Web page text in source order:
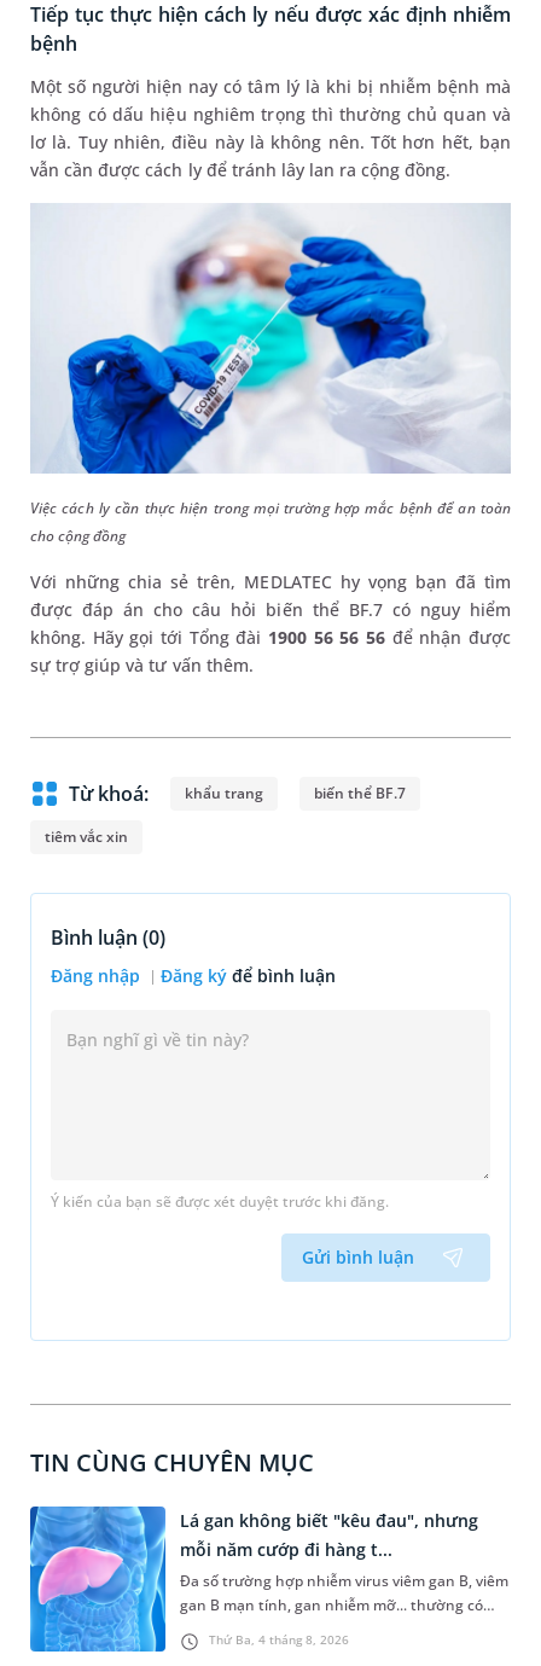
Tiếp tục thực hiện cách ly nếu được xác định nhiễm
bệnh
Một số người hiện nay có tâm lý là khi bị nhiễm bệnh mà
không có dấu hiệu nghiêm trọng thì thường chủ quan và
lơ là. Tuy nhiên, điều này là không nên. Tốt hơn hết, bạn
vẫn cần được cách ly để tránh lây lan ra cộng đồng.
Việc cách ly cần thực hiện trong mọi trường hợp mắc bệnh để an toàn
cho cộng đồng
Với những chia sẻ trên, MEDLATEC hy vọng bạn đã tìm
được đáp án cho câu hỏi biến thể BF.7 có nguy hiểm
không. Hãy gọi tới Tổng đài 1900 56 56 56 để nhận được
sự trợ giúp và tư vấn thêm.
Từ khoá: khẩu trang biến thể BF.7
tiêm vắc xin
Bình luận (0)
Đăng nhập Đăng ký để bình luận
Ý kiến của bạn sẽ được xét duyệt trước khi đăng.
Gửi bình luận
TIN CÙNG CHUYÊN MỤC
Thứ Ba, 4 tháng 8, 2026
Lá gan không biết "kêu đau", nhưng
mỗi năm cướp đi hàng t...
Đa số trường hợp nhiễm virus viêm gan B, viêm
gan B mạn tính, gan nhiễm mỡ... thường có
dấu hiệu mờ nhạt, hoặc không có dấu hiệu.
Đây có thể là con đường dẫn đến xơ gan, ung